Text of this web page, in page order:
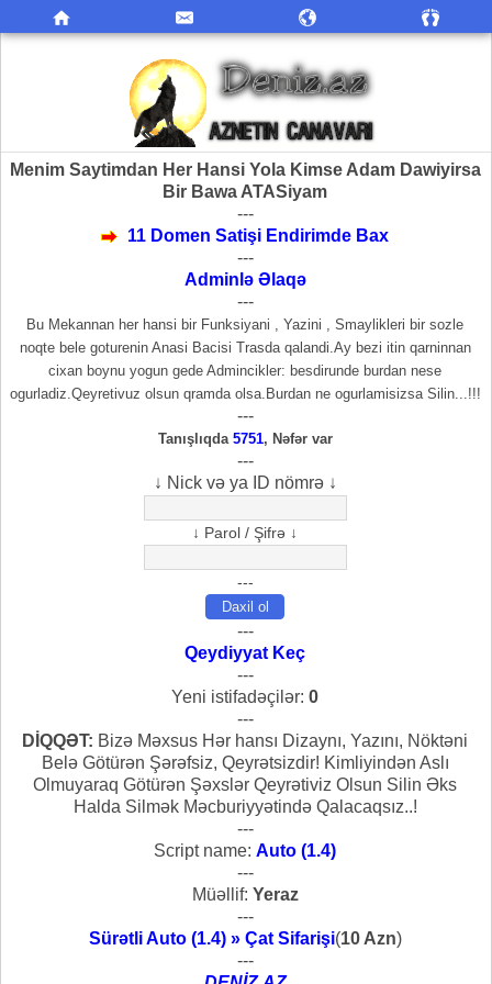
Menim Saytimdan Her Hansi Yola Kimse Adam Dawiyirsa
Bir Bawa ATASiyam
---
11 Domen Satişi Endirimde Bax
---
Adminlə Əlaqə
---
Bu Mekannan her hansi bir Funksiyani , Yazini , Smaylikleri bir sozle
noqte bele goturenin Anasi Bacisi Trasda qalandi.Ay bezi itin qarninnan
cixan boynu yogun gede Admincikler: besdirunde burdan nese
ogurladiz.Qeyretivuz olsun qramda olsa.Burdan ne ogurlamisizsa Silin...!!!
---
Tanışlıqda 5751, Nəfər var
---
↓ Nick və ya ID nömrə ↓
↓ Parol / Şifrə ↓
---
---
Qeydiyyat Keç
---
Yeni istifadəçilər: 0
---
DİQQƏT: Bizə Məxsus Hər hansı Dizaynı, Yazını, Nöktəni
Belə Götürən Şərəfsiz, Qeyrətsizdir! Kimliyindən Aslı
Olmuyaraq Götürən Şəxslər Qeyrətiviz Olsun Silin Əks
Halda Silmək Məcburiyyətində Qalacaqsız..!
---
Script name: Auto (1.4)
---
Müəllif: Yeraz
---
Sürətli Auto (1.4) » Çat Sifarişi(10 Azn)
---